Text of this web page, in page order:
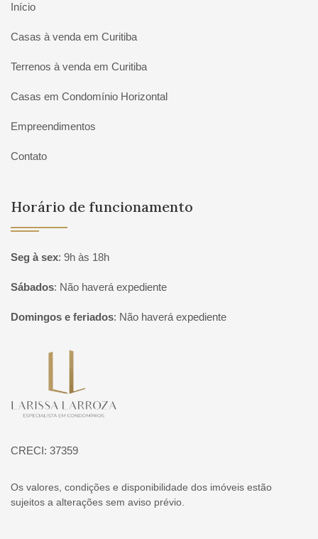
Início
Casas à venda em Curitiba
Terrenos à venda em Curitiba
Casas em Condomínio Horizontal
Empreendimentos
Contato
Horário de funcionamento
Seg à sex: 9h às 18h
Sábados: Não haverá expediente
Domingos e feriados: Não haverá expediente
CRECI: 37359
Os valores, condições e disponibilidade dos imóveis estão
sujeitos a alterações sem aviso prévio.